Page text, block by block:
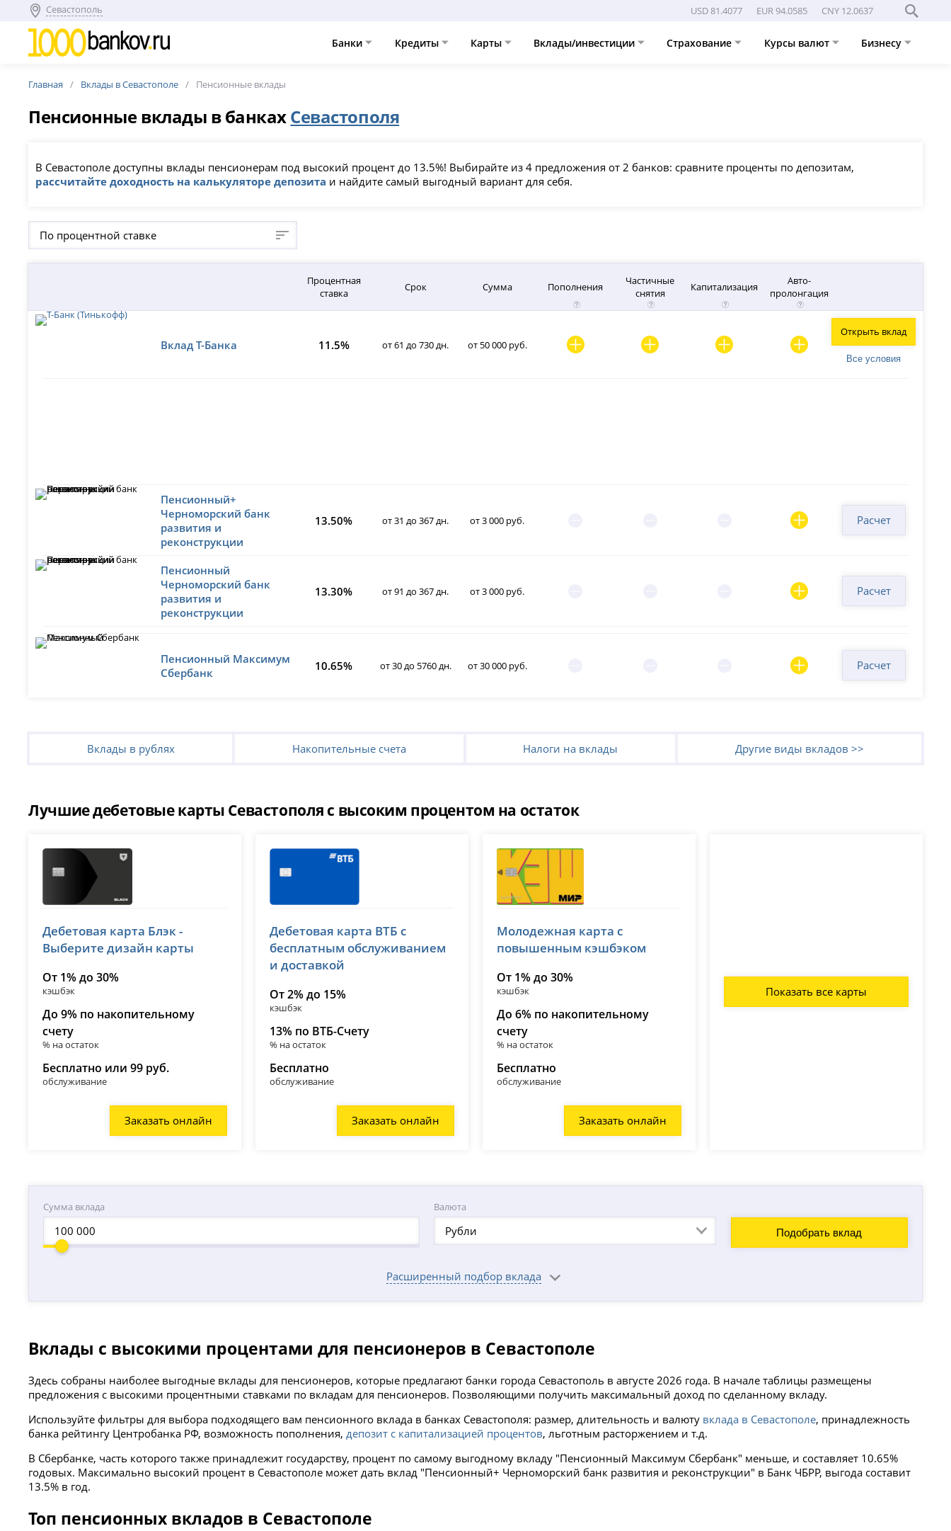
Севастополь USD 81.4077 EUR 94.0585 CNY 12.0637
Банки Кредиты Карты Вклады/инвестиции Страхование Курсы валют Бизнесу
Главная Вклады в Севастополе Пенсионные вклады
Пенсионные вклады в банкахСевастополя
В Севастополе доступны вклады пенсионерам под высокий процент до 13.5%! Выбирайте из 4 предложения от 2 банков: сравните проценты по депозитам,
рассчитайте доходность на калькуляторе депозита и найдите самый выгодный вариант для себя.
По процентной ставке
Процентная
ставка
Срок Сумма Пополнения
Частичные
снятия
Капитализация
Авто-
пролонгация
Вклад Т-Банка 11.5% от 61 до 730 дн. от 50 000 руб.
Все условия
Открыть вклад
Пенсионный+
Черноморский банк
развития и
реконструкции
13.50% от 31 до 367 дн. от 3 000 руб. Расчет
Пенсионный
Черноморский банк
развития и
реконструкции
13.30% от 91 до 367 дн. от 3 000 руб. Расчет
Пенсионный Максимум
Сбербанк
10.65% от 30 до 5760 дн. от 30 000 руб. Расчет
Вклады в рублях Накопительные счета Налоги на вклады Другие виды вкладов >>
Лучшие дебетовые карты Севастополя с высоким процентом на остаток
лицензия № 2673
Дебетовая карта Блэк -
Выберите дизайн карты
От 1% до 30%
кэшбэк
До 9% по накопительному
счету
% на остаток
Бесплатно или 99 руб.
обслуживание
Заказать онлайн
лицензия № 1000
Дебетовая карта ВТБ с
бесплатным обслуживанием
и доставкой
От 2% до 15%
кэшбэк
13% по ВТБ-Счету
% на остаток
Бесплатно
обслуживание
Заказать онлайн
лицензия № 2673
Молодежная карта с
повышенным кэшбэком
От 1% до 30%
кэшбэк
До 6% по накопительному
счету
% на остаток
Бесплатно
обслуживание
Заказать онлайн
Показать все карты
Сумма вклада Валюта
Рубли Подобрать вклад
Расширенный подбор вклада
Вклады с высокими процентами для пенсионеров в Севастополе
Здесь собраны наиболее выгодные вклады для пенсионеров, которые предлагают банки города Севастополь в августе 2026 года. В начале таблицы размещены
предложения с высокими процентными ставками по вкладам для пенсионеров. Позволяющими получить максимальный доход по сделанному вкладу.
Используйте фильтры для выбора подходящего вам пенсионного вклада в банках Севастополя: размер, длительность и валюту вклада в Севастополе, принадлежность
банка рейтингу Центробанка РФ, возможность пополнения,депозит с капитализацией процентов, льготным расторжением и т.д.
В Сбербанке, часть которого также принадлежит государству, процент по самому выгодному вкладу "Пенсионный Максимум Сбербанк" меньше, и составляет 10.65%
годовых. Максимально высокий процент в Севастополе может дать вклад "Пенсионный+ Черноморский банк развития и реконструкции" в Банк ЧБРР, выгода составит
13.5% в год.
Топ пенсионных вкладов в Севастополе